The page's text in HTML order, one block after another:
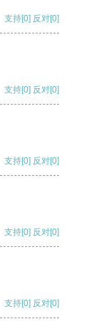
支持[0] 反对[0]
支持[0] 反对[0]
支持[0] 反对[0]
支持[0] 反对[0]
支持[0] 反对[0]